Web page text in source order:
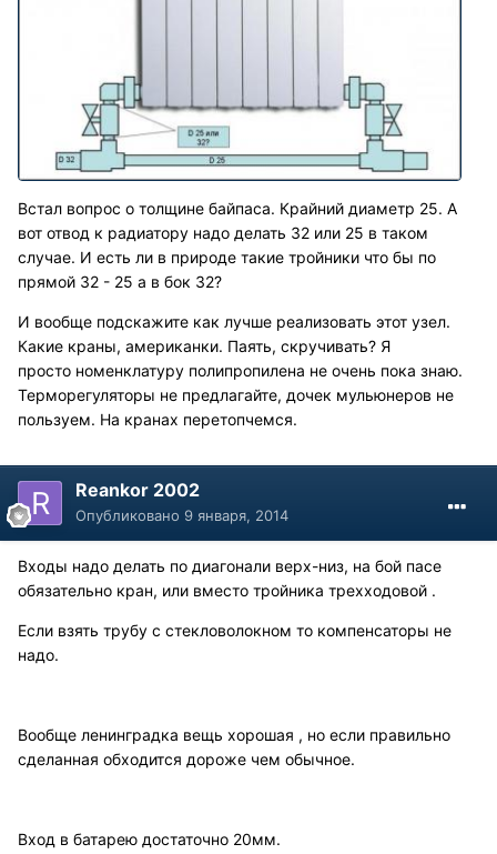
Встал вопрос о толщине байпаса. Крайний диаметр 25. А
вот отвод к радиатору надо делать 32 или 25 в таком
случае. И есть ли в природе такие тройники что бы по
прямой 32 - 25 а в бок 32?
И вообще подскажите как лучше реализовать этот узел.
Какие краны, американки. Паять, скручивать? Я
просто номенклатуру полипропилена не очень пока знаю.
Терморегуляторы не предлагайте, дочек мульюнеров не
пользуем. На кранах перетопчемся.
Reankor 2002
Опубликовано 9 января, 2014
Входы надо делать по диагонали верх-низ, на бой пасе
обязательно кран, или вместо тройника трехходовой .
Если взять трубу с стекловолокном то компенсаторы не
надо.
Вообще ленинградка вещь хорошая , но если правильно
сделанная обходится дороже чем обычное.
Вход в батарею достаточно 20мм.